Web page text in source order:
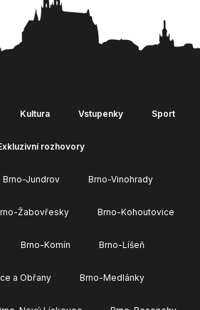
Kultura Vstupenky Sport
rozhovory
Brno-Jundrov Brno-Vinohrady
Žabovřesky Brno-Kohoutovice
Brno-Komín Brno-Líšeň
a Obřany Brno-Medlánky